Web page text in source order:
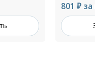
801 ₽